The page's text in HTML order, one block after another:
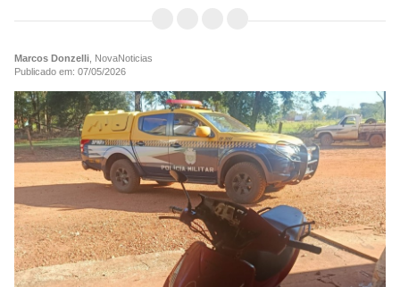
Marcos Donzelli , NovaNoticias
Publicado em: 07/05/2026